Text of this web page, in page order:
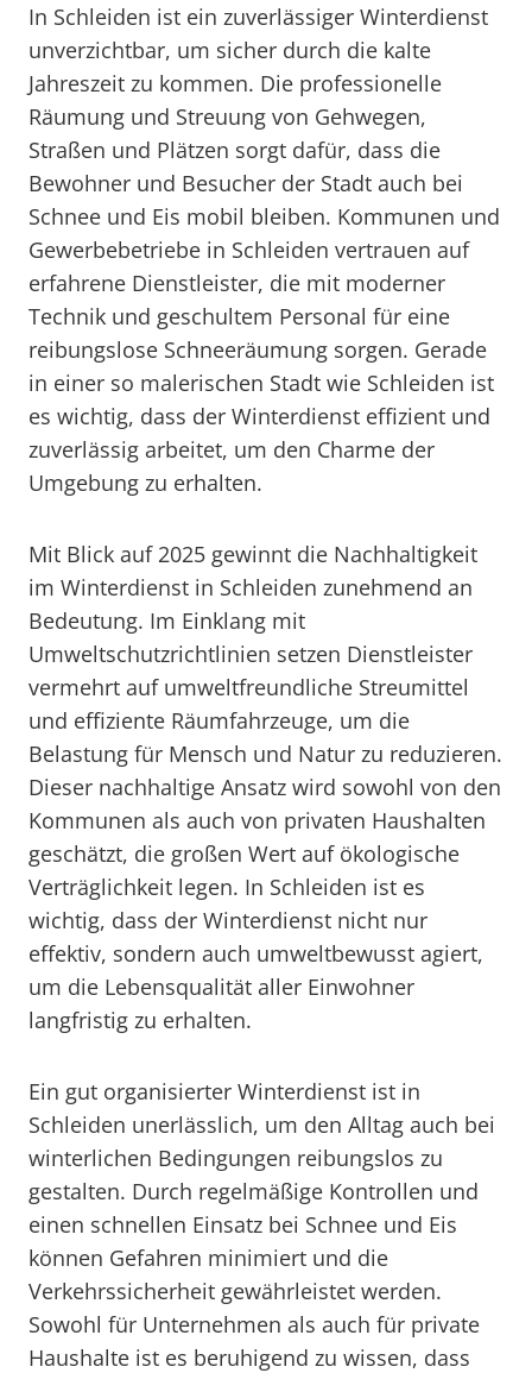
In Schleiden ist ein zuverlässiger Winterdienst
unverzichtbar, um sicher durch die kalte
Jahreszeit zu kommen. Die professionelle
Räumung und Streuung von Gehwegen,
Straßen und Plätzen sorgt dafür, dass die
Bewohner und Besucher der Stadt auch bei
Schnee und Eis mobil bleiben. Kommunen und
Gewerbebetriebe in Schleiden vertrauen auf
erfahrene Dienstleister, die mit moderner
Technik und geschultem Personal für eine
reibungslose Schneeräumung sorgen. Gerade
in einer so malerischen Stadt wie Schleiden ist
es wichtig, dass der Winterdienst effizient und
zuverlässig arbeitet, um den Charme der
Umgebung zu erhalten.
Mit Blick auf 2025 gewinnt die Nachhaltigkeit
im Winterdienst in Schleiden zunehmend an
Bedeutung. Im Einklang mit
Umweltschutzrichtlinien setzen Dienstleister
vermehrt auf umweltfreundliche Streumittel
und effiziente Räumfahrzeuge, um die
Belastung für Mensch und Natur zu reduzieren.
Dieser nachhaltige Ansatz wird sowohl von den
Kommunen als auch von privaten Haushalten
geschätzt, die großen Wert auf ökologische
Verträglichkeit legen. In Schleiden ist es
wichtig, dass der Winterdienst nicht nur
effektiv, sondern auch umweltbewusst agiert,
um die Lebensqualität aller Einwohner
langfristig zu erhalten.
Ein gut organisierter Winterdienst ist in
Schleiden unerlässlich, um den Alltag auch bei
winterlichen Bedingungen reibungslos zu
gestalten. Durch regelmäßige Kontrollen und
einen schnellen Einsatz bei Schnee und Eis
können Gefahren minimiert und die
Verkehrssicherheit gewährleistet werden.
Sowohl für Unternehmen als auch für private
Haushalte ist es beruhigend zu wissen, dass